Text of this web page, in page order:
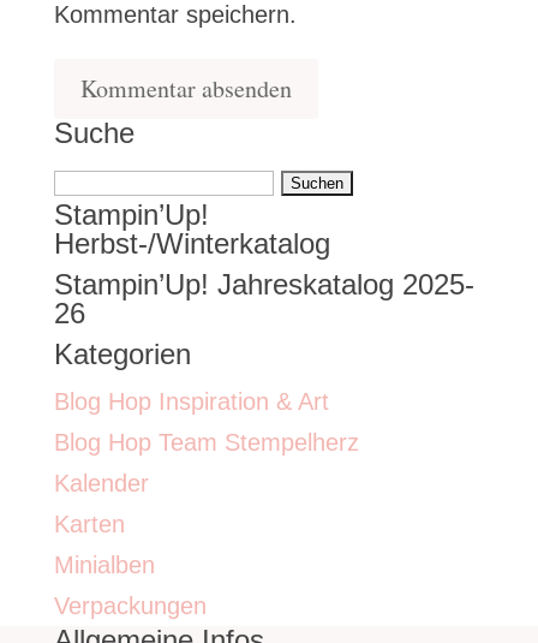
Kommentar speichern.
Suche
Suchen
nach:
Stampin’Up!
Herbst-/Winterkatalog
Stampin’Up! Jahreskatalog 2025-
26
Kategorien
Blog Hop Inspiration & Art
Blog Hop Team Stempelherz
Kalender
Karten
Minialben
Verpackungen